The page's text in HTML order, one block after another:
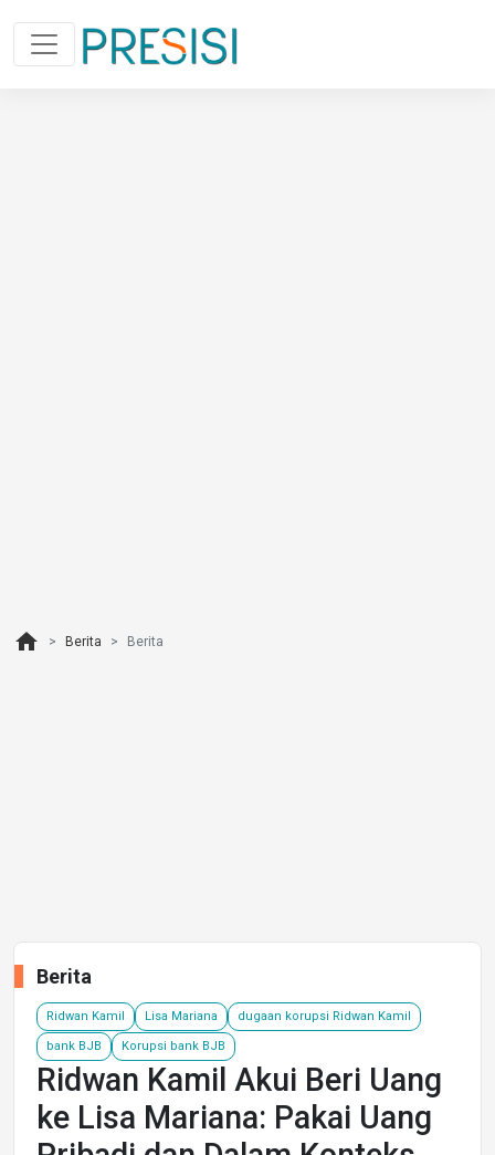
home Berita Berita
Berita
Ridwan Kamil Lisa Mariana dugaan korupsi Ridwan Kamil
bank BJB Korupsi bank BJB
Ridwan Kamil Akui Beri Uang
ke Lisa Mariana: Pakai Uang